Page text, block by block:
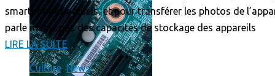
smartphones actuels, et pour transférer les photos de
parle même pas des capacités de stockage des appareils
LIRE LA SUITE
Culture,News